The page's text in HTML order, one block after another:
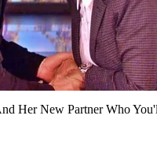
Her New Partner Who